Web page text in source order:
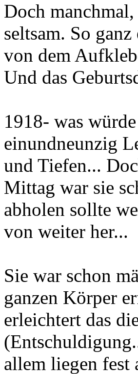
Doch
seltsam. So
von dem
Und das
1918- was
einundneunzig
und Tiefen...
Mittag war sie
abholen sollte
von weiter her...
Sie war schon
ganzen Körper
erleichtert das
allem liegen fest